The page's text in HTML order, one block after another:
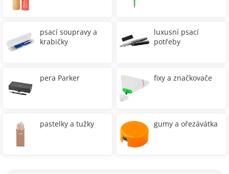
psací soupravy a
krabičky
luxusní psací
potřeby
pera Parker fixy a značkovače
pastelky a tužky gumy a ořezávátka